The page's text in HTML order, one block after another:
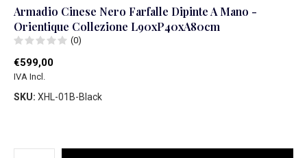
Armadio Cinese Nero Farfalle Dipinte A Mano -
Orientique Collezione L90xP40xA80cm
(0)
€599,00
IVA Incl.
SKU: XHL-01B-Black